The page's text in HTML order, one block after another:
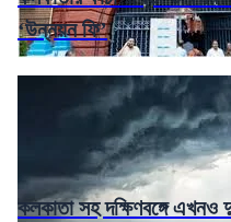
‘উন্নয়ন ফি’
কলকাতা সহ দক্ষিণবঙ্গে